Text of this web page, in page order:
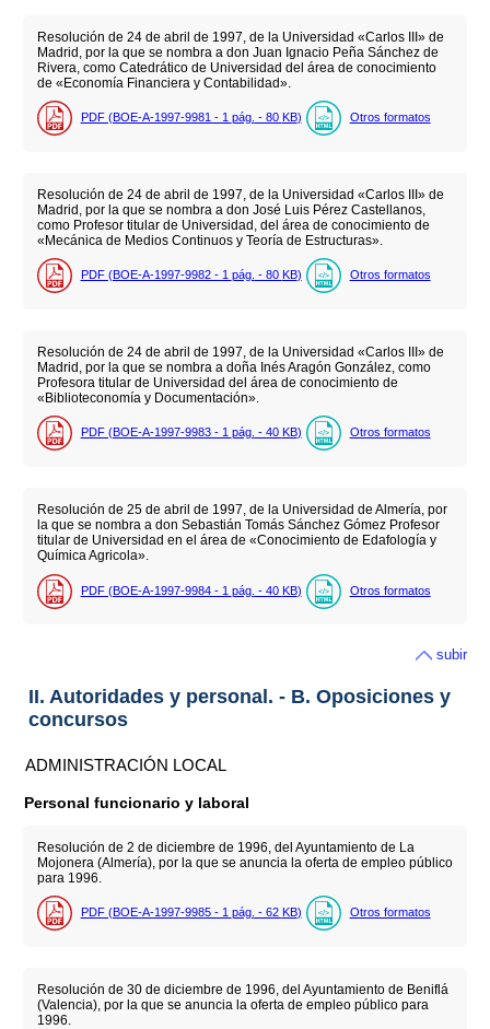
Resolución de 24 de abril de 1997, de la Universidad «Carlos III» de
Madrid, por la que se nombra a don Juan Ignacio Peña Sánchez de
Rivera, como Catedrático de Universidad del área de conocimiento
de «Economía Financiera y Contabilidad».
PDF (BOE-A-1997-9981 - 1 pág. - 80 KB) Otros formatos
Resolución de 24 de abril de 1997, de la Universidad «Carlos III» de
Madrid, por la que se nombra a don José Luis Pérez Castellanos,
como Profesor titular de Universidad, del área de conocimiento de
«Mecánica de Medios Continuos y Teoría de Estructuras».
PDF (BOE-A-1997-9982 - 1 pág. - 80 KB) Otros formatos
Resolución de 24 de abril de 1997, de la Universidad «Carlos III» de
Madrid, por la que se nombra a doña Inés Aragón González, como
Profesora titular de Universidad del área de conocimiento de
«Biblioteconomía y Documentación».
PDF (BOE-A-1997-9983 - 1 pág. - 40 KB) Otros formatos
Resolución de 25 de abril de 1997, de la Universidad de Almería, por
la que se nombra a don Sebastián Tomás Sánchez Gómez Profesor
titular de Universidad en el área de «Conocimiento de Edafología y
Química Agricola».
PDF (BOE-A-1997-9984 - 1 pág. - 40 KB) Otros formatos
subir
II. Autoridades y personal. - B. Oposiciones y
concursos
ADMINISTRACIÓN LOCAL
Personal funcionario y laboral
Resolución de 2 de diciembre de 1996, del Ayuntamiento de La
Mojonera (Almería), por la que se anuncia la oferta de empleo público
para 1996.
PDF (BOE-A-1997-9985 - 1 pág. - 62 KB) Otros formatos
Resolución de 30 de diciembre de 1996, del Ayuntamiento de Beniflá
(Valencia), por la que se anuncia la oferta de empleo público para
1996.